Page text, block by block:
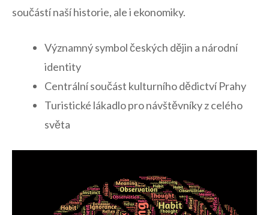
součástí naší historie, ale i ekonomiky.
Významný symbol českých ​dějin a⁢ národní
identity
Centrální součást kulturního dědictví ⁢Prahy
Turistické ‍lákadlo pro návštěvníky z celého
světa